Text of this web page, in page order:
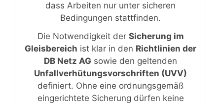
dass Arbeiten nur unter sicheren
Bedingungen stattfinden.
Die Notwendigkeit der Sicherung im
Gleisbereich ist klar in den Richtlinien der
DB Netz AG sowie den geltenden
Unfallverhütungsvorschriften (UVV)
definiert. Ohne eine ordnungsgemäß
eingerichtete Sicherung dürfen keine